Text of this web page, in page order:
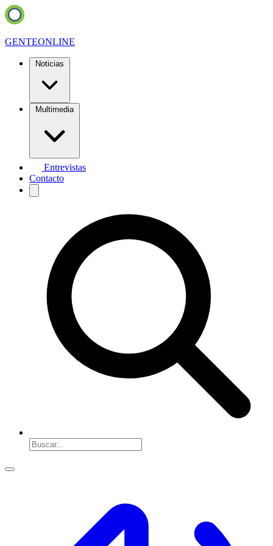
GENTEONLINE
Noticias
Multimedia
Entrevistas
Contacto